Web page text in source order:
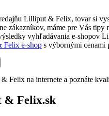
Lilliput & Felix, tovar si
zákazníkov, máme pre Vás
vyhľadávania e-shopov
e-shop s výbornými cenami
Felix na internete a poznáte
& Felix.sk